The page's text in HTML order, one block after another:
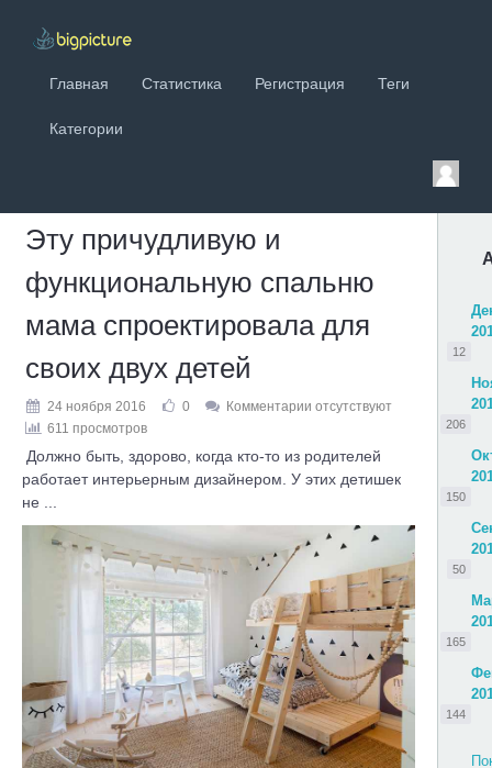
Главная Статистика Регистрация Теги
Категории
12
206
150
50
165
144
Эту причудливую и
функциональную спальню
мама спроектировала для
своих двух детей
24 ноября 2016 0
Комментарии отсутствуют
611 просмотров
Должно быть, здорово, когда кто-то из родителей
работает интерьерным дизайнером. У этих детишек
не ...